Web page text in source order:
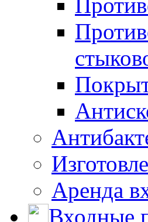
Аренда
Входные